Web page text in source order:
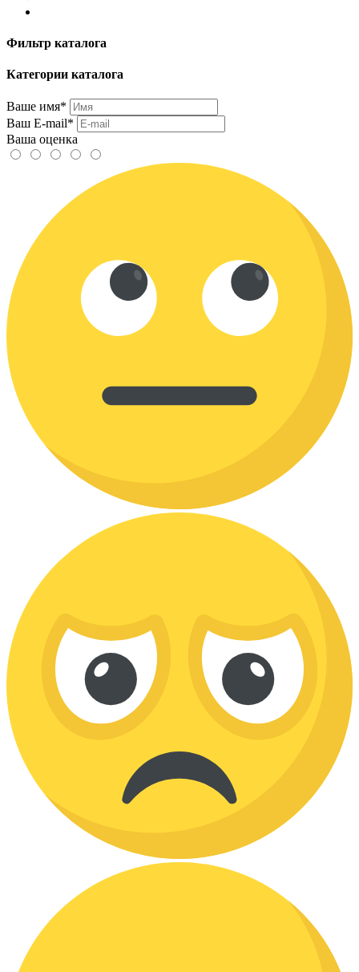
Фильтр каталога
Категории каталога
Ваше имя*
Ваш E-mail*
Ваша оценка